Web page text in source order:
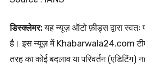
डिस्क्लेमर:यह न्यूज़ ऑटो फ़ीड्स द्वारा
है। इस न्यूज़ में Khabarwala24.com टीम
तरह का कोई बदलाव या परिवर्तन (एडिटिंग)